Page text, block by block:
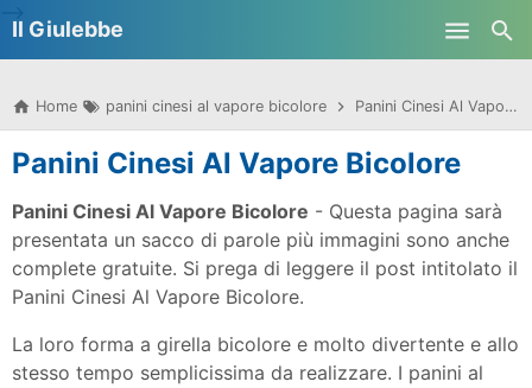
Il Giulebbe
Home panini cinesi al vapore bicolore Panini Cinesi Al Vapore Bicolore
Panini Cinesi Al Vapore Bicolore
Panini Cinesi Al Vapore Bicolore - Questa pagina sarà
presentata un sacco di parole più immagini sono anche
complete gratuite. Si prega di leggere il post intitolato il
Panini Cinesi Al Vapore Bicolore.
La loro forma a girella bicolore e molto divertente e allo
stesso tempo semplicissima da realizzare. I panini al